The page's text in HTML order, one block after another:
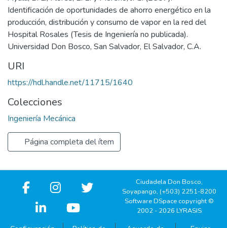
Identificación de oportunidades de ahorro energético en la
producción, distribución y consumo de vapor en la red del
Hospital Rosales (Tesis de Ingeniería no publicada).
Universidad Don Bosco, San Salvador, El Salvador, C.A.
URI
https://hdl.handle.net/11715/1640
Colecciones
Ingeniería Mecánica
Página completa del ítem
Ciudadela Don Bosco,
Soyapango, (+503) 2251-8200
Software DSpace copyright ©
2002 - 2026 LYRASIS